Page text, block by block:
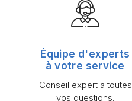
Équipe d'experts
à votre service
Conseil expert a toutes
vos questions.